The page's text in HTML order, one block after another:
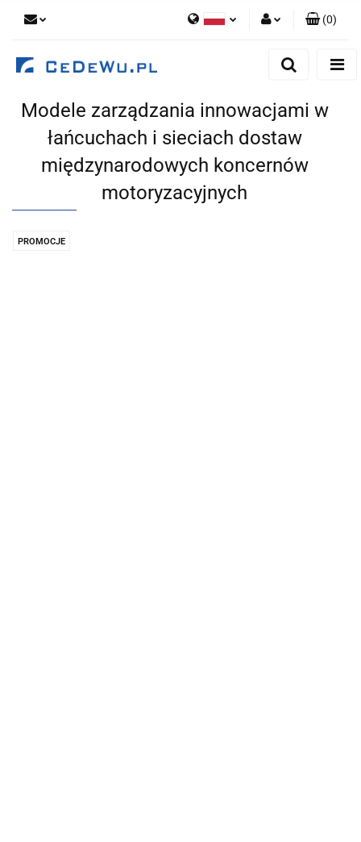
Dodaj zgłoszenie
Zgody cookies
(0)
Modele zarządzania innowacjami w
łańcuchach i sieciach dostaw
międzynarodowych koncernów
motoryzacyjnych
PROMOCJE